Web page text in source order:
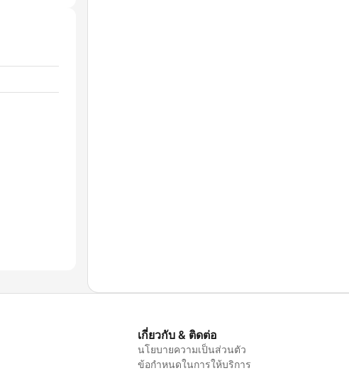
เกี่ยวกับ & ติดต่อ
นโยบายความเป็นส่วนตัว
ข้อกำหนดในการให้บริการ